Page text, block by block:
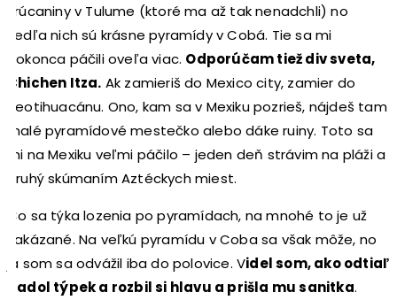
zrúcaniny v Tulume (ktoré ma až tak nenadchli) no
vedľa nich sú krásne pyramídy v Cobá. Tie sa mi
dokonca páčili oveľa viac. Odporúčam tiež div sveta,
Chichen Itza. Ak zamieriš do Mexico city, zamier do
Teotihuacánu. Ono, kam sa v Mexiku pozrieš, nájdeš tam
malé pyramídové mestečko alebo dáke ruiny. Toto sa
mi na Mexiku veľmi páčilo – jeden deň strávim na pláži a
druhý skúmaním Aztéckych miest.
Čo sa týka lozenia po pyramídach, na mnohé to je už
zakázané. Na veľkú pyramídu v Coba sa však môže, no
ja som sa odvážil iba do polovice. Videl som, ako odtiaľ
padol týpek a rozbil si hlavu a prišla mu sanitka.